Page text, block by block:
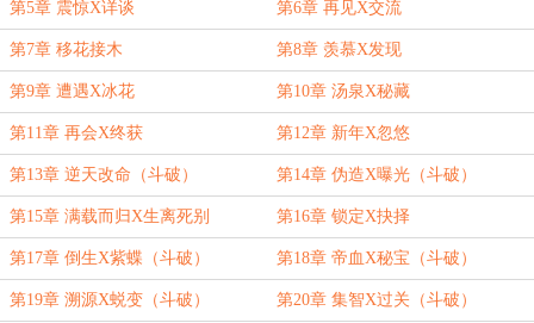
第5章 震惊X详谈 第6章 再见X交流
第7章 移花接木 第8章 羡慕X发现
第9章 遭遇X冰花 第10章 汤泉X秘藏
第11章 再会X终获 第12章 新年X忽悠
第13章 逆天改命（斗破） 第14章 伪造X曝光（斗破）
第15章 满载而归X生离死别 第16章 锁定X抉择
第17章 倒生X紫蝶（斗破） 第18章 帝血X秘宝（斗破）
第19章 溯源X蜕变（斗破） 第20章 集智X过关（斗破）